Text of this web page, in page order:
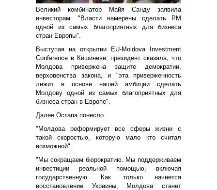
Великий комбинатор Майя Санду заявила
инвесторам: "Власти намерены сделать РМ
одной из самых благоприятных для бизнеса
стран Европы".
Выступая на открытии EU-Moldova Investment
Conference в Кишиневе, президент сказала, что
Молдова привержена защите демократии,
верховенства закона, и "эта приверженность
лежит в основе нашей амбиции сделать
Молдову одной из самых благоприятных для
бизнеса стран в Европе".
Далее Остапа понесло.
"Молдова реформирует все сферы жизни с
такой скоростью, которую мало кто считал
возможной".
"Мы сокращаем бюрократию. Мы поддерживаем
инвестиции реальной помощью, включая
государственную. Как только начнется
восстановление Украины, Молдова станет